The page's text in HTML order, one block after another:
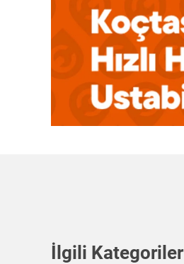
İlgili Kategoriler